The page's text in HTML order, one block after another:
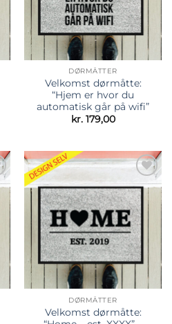
DØRMÅTTER
Velkomst dørmåtte:
“Hjem er hvor du
automatisk går på wifi”
kr.179,00
Tilføj til
ønskeliste
DØRMÅTTER
Velkomst dørmåtte: